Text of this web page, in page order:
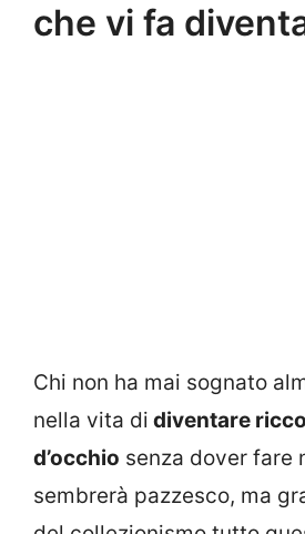
che vi fa
Chi non ha mai sognato
nella vita di diventare
d’occhio senza dover fare
sembrerà pazzesco, ma